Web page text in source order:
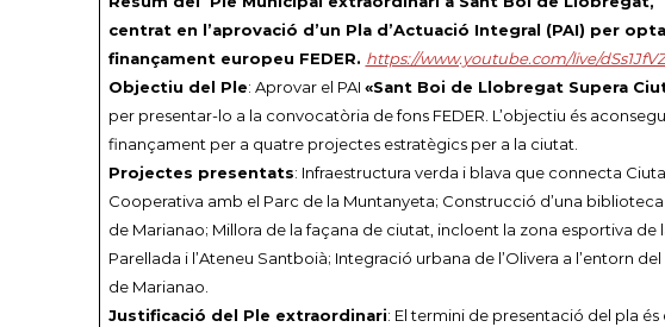
centrat en l’aprovació d’un Pla d’Actuació Integral (PAI) per
finançament europeu FEDER. https://www.youtube.com/live/
Objectiu del Ple: Aprovar el PAI «Sant Boi de Llobregat Supera
per presentar-lo a la convocatòria de fons FEDER. L’objectiu és
finançament per a quatre projectes estratègics per a la ciutat.
Projectes presentats: Infraestructura verda i blava que connecta
Cooperativa amb el Parc de la Muntanyeta; Construcció d’una
de Marianao; Millora de la façana de ciutat, incloent la zona esportiva de
Parellada i l’Ateneu Santboià; Integració urbana de l’Olivera a l’entorn
de Marianao.
Justificació del Ple extraordinari: El termini de presentació del pla és